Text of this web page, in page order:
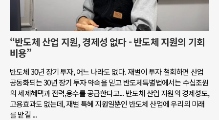
“반도체 산업 지원, 경제성 없다 - 반도체 지원의 기회
비용”
반도체 30년 장기 투자, 어느 나라도 없다. 재벌이 투자 철회하면 산업
공동화되는 30년 장기 투자 약속을 믿고 반도체특별법에서는 수십조원
의 세제혜택과 전력,용수를 공급한다고... 반도체 산업 지원의 경제성도,
고용효과도 없는데, 재벌 특혜 지원일뿐인 반도체 산업에 우리의 미래
를 맡길 ...